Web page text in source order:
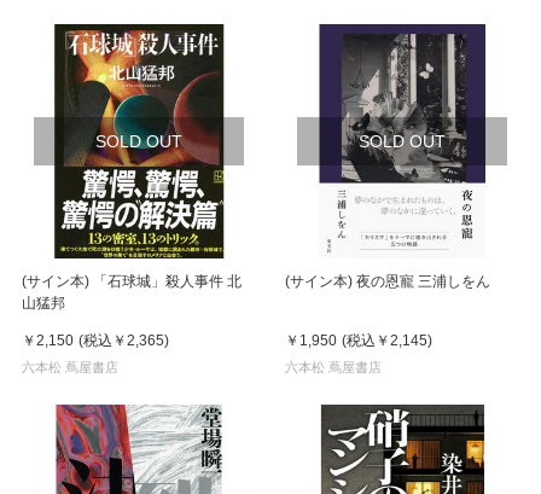
SOLD OUT
(サイン本) 「石球城」殺人事件 北
山猛邦
￥2,150 (税込 ￥2,365)
六本松 蔦屋書店
SOLD OUT
(サイン本) 夜の恩寵 三浦しをん
￥1,950 (税込 ￥2,145)
六本松 蔦屋書店